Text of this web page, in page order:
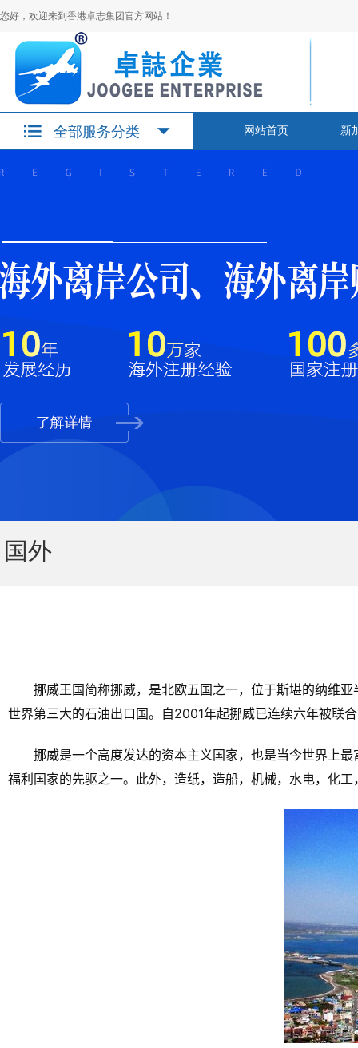
您好，欢迎来到香港卓志集团官方网站！
全部服务分类 网站首页 新
国外
挪威王国简称挪威，是北欧五国之一，位于斯堪的纳维
世界第三大的石油出口国。自2001年起挪威已连续六年被
挪威是一个高度发达的资本主义国家，也是当今世界上
福利国家的先驱之一。此外，造纸，造船，机械，水电，化